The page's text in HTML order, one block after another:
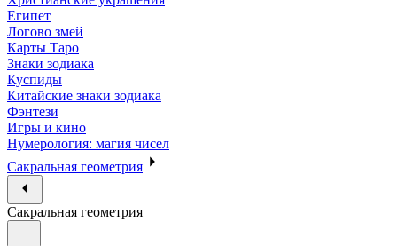
Египет
Логово змей
Карты Таро
Знаки зодиака
Куспиды
Китайские знаки зодиака
Фэнтези
Игры и кино
Нумерология: магия чисел
Сакральная геометрия
Сакральная геометрия